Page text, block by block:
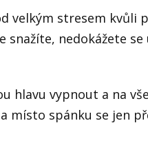
velkým stresem kvůli
snažíte, nedokážete
hlavu vypnout a na
místo spánku se jen